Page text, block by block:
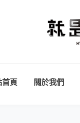
首頁 關於我們